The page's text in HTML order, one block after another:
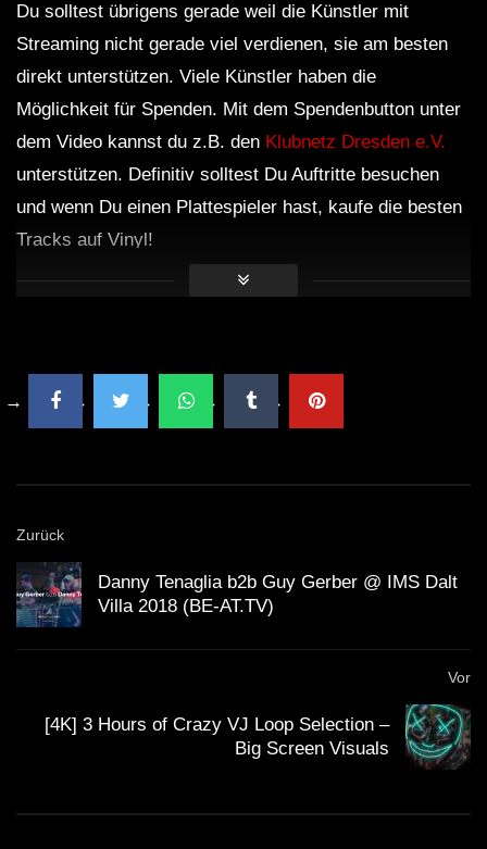
Du solltest übrigens gerade weil die Künstler mit
Streaming nicht gerade viel verdienen, sie am besten
direkt unterstützen. Viele Künstler haben die
Möglichkeit für Spenden. Mit dem Spendenbutton unter
dem Video kannst du z.B. den Klubnetz Dresden e.V.
unterstützen. Definitiv solltest Du Auftritte besuchen
und wenn Du einen Plattespieler hast, kaufe die besten
Tracks auf Vinyl!
Zurück
Danny Tenaglia b2b Guy Gerber @ IMS Dalt
Villa 2018 (BE-AT.TV)
Vor
[4K] 3 Hours of Crazy VJ Loop Selection –
Big Screen Visuals